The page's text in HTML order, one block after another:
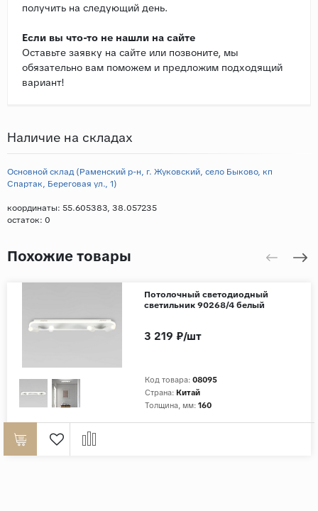
получить на следующий день.
Если вы что-то не нашли на сайте
Оставьте заявку на сайте или позвоните, мы
обязательно вам поможем и предложим подходящий
вариант!
Наличие на складах
Основной склад (Раменский р-н, г. Жуковский, село Быково, кп
Спартак, Береговая ул., 1)
координаты: 55.605383, 38.057235
остаток: 0
Похожие товары
Потолочный светодиодный
светильник 90268/4 белый
Код товара: 08095
Страна: Китай
Толщина, мм: 160
3 219 ₽/шт